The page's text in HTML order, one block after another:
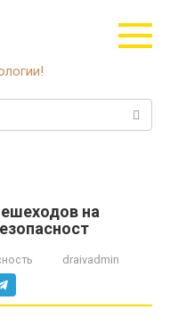
на
draivadmin